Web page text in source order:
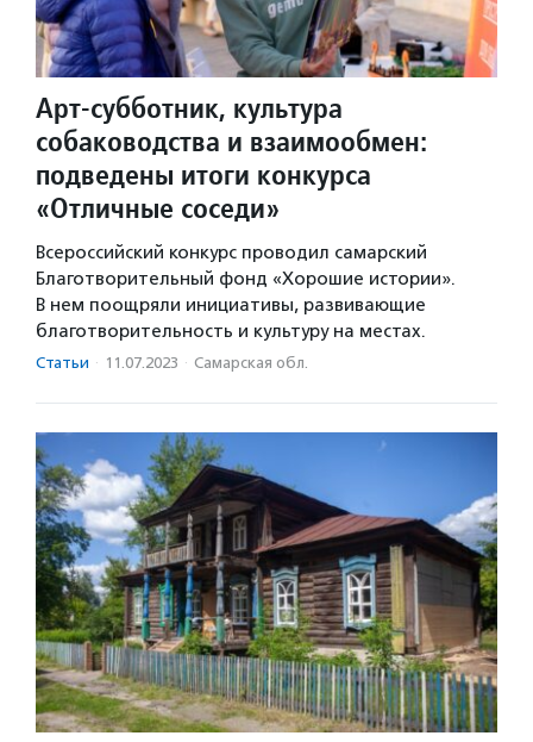
Арт-субботник, культура
собаководства и взаимообмен:
подведены итоги конкурса
«Отличные соседи»
Всероссийский конкурс проводил самарский
Благотворительный фонд «Хорошие истории».
В нем поощряли инициативы, развивающие
благотворительность и культуру на местах.
Статьи · 11.07.2023 · Самарская обл.